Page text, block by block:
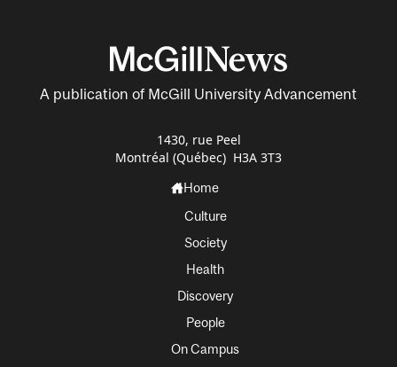
A publication of McGill University Advancement
1430, rue Peel
Montréal (Québec) H3A 3T3
Home
Culture
Society
Health
Discovery
People
On Campus